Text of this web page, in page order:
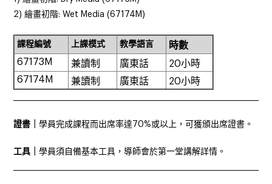
2) 繪畫初階: Wet Media (67174M)
課程編號 上課模式 教學語言
時數
67173M
兼讀制 廣東話
20小時
67174M
兼讀制 廣東話 20小時
證書｜學員完成課程而出席率達70%或以上，可獲頒出席證書。
工具｜學員須自備基本工具，導師會於第一堂講解詳情。